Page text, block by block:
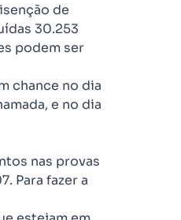
de
30.253
podem ser
chance no dia
e no dia
nas provas
Para fazer a